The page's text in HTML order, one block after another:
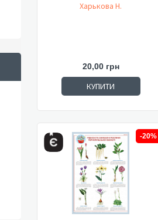
Харькова Н.
20,00 грн
КУПИТИ
-20%